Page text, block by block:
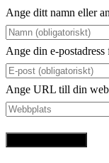
Ange ditt namn eller
Ange din e-
Ange URL till din